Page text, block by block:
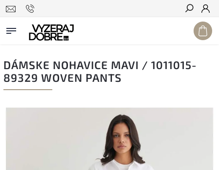
Hľadať
DÁMSKE NOHAVICE MAVI / 1011015-
89329 WOVEN PANTS